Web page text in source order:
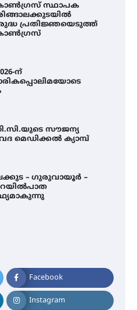
സ്ഥാപക
പ്രതിജ്ഞയെടുത്ത്
ന്
സൗജന്യ
മെഡിക്കൽ ക്യാമ്പ്
– ഗുരുവായൂർ –
Facebook
Instagram
ന്